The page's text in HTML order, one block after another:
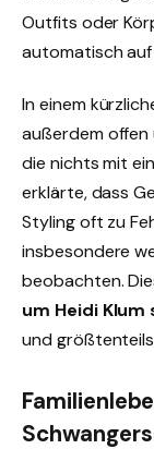
Outfits oder
automatisch
In einem
außerdem offen
die nichts mit
erklärte, dass
Styling oft zu
insbesondere
beobachten.
um Heidi
und